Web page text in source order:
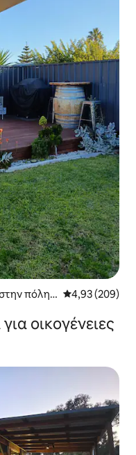
πόλη
Μέση
4,93 (209)
οικογένειες